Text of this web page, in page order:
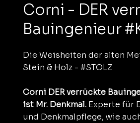
Corni - DER
Bauingenieur
Die Weisheiten der alten
Stein & Holz - #STOLZ
Corni DER verrückte
ist Mr. Denkmal.Experte für
und Denkmalpflege, wie